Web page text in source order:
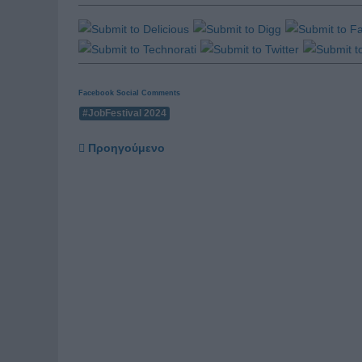
Facebook Social Comments
#JobFestival 2024
Προηγούμενο